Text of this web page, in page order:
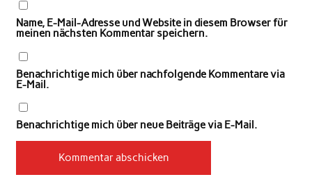
Name, E-Mail-Adresse und Website in diesem Browser für
meinen nächsten Kommentar speichern.
Benachrichtige mich über nachfolgende Kommentare via
E-Mail.
Benachrichtige mich über neue Beiträge via E-Mail.